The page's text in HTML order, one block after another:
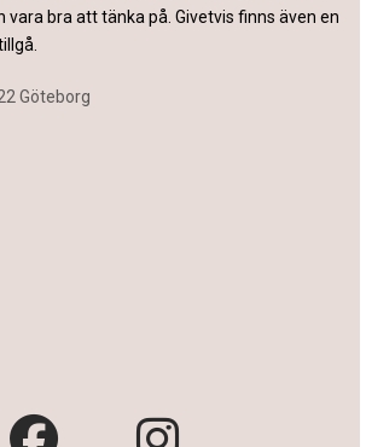
vara bra att tänka på. Givetvis finns även en
Göteborg